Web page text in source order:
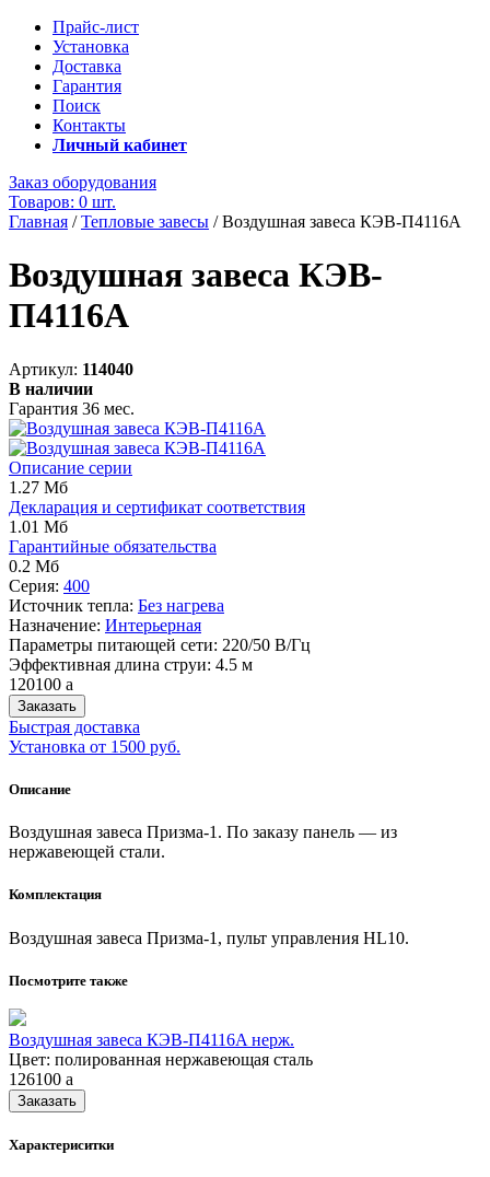
Прайс-лист
Установка
Доставка
Гарантия
Поиск
Контакты
Личный кабинет
Заказ оборудования
Товаров: 0 шт.
Главная /Тепловые завесы /Воздушная завеса КЭВ-П4116A
Воздушная завеса КЭВ-
П4116A
Артикул: 114040
В наличии
Гарантия 36 мес.
Описание серии
1.27 Мб
Декларация и сертификат соответствия
1.01 Мб
Гарантийные обязательства
0.2 Мб
Серия: 400
Источник тепла: Без нагрева
Назначение: Интерьерная
Параметры питающей сети: 220/50 В/Гц
Эффективная длина струи: 4.5 м
120100 a
Заказать
Быстрая доставка
Установка от 1500 руб.
Описание
Воздушная завеса Призма-1. По заказу панель — из
нержавеющей стали.
Комплектация
Воздушная завеса Призма-1, пульт управления HL10.
Посмотрите также
Воздушная завеса КЭВ-П4116A нерж.
Цвет: полированная нержавеющая сталь
126100 a
Заказать
Характериситки